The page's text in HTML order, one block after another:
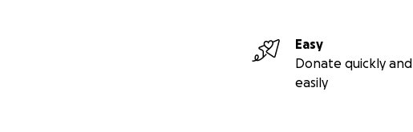
Easy
Donate quickly and
easily